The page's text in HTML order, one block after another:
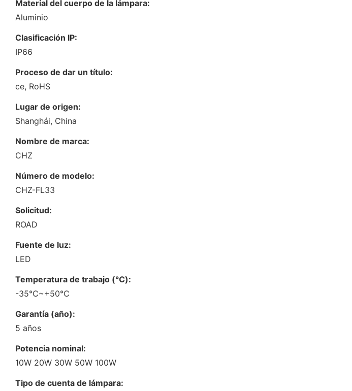
Material del cuerpo de la lámpara:
Aluminio
Clasificación IP:
IP66
Proceso de dar un título:
ce, RoHS
Lugar de origen:
Shanghái, China
Nombre de marca:
CHZ
Número de modelo:
CHZ-FL33
Solicitud:
ROAD
Fuente de luz:
LED
Temperatura de trabajo (℃):
-35℃~+50℃
Garantía (año):
5 años
Potencia nominal:
10W 20W 30W 50W 100W
Tipo de cuenta de lámpara: